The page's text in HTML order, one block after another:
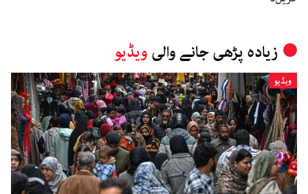
زیادہ پڑھی جانے والی ویڈیو
ویڈیو